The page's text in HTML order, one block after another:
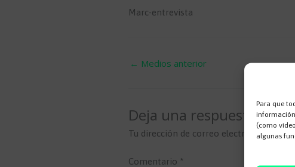
Para que
(como
algunas
Marc-entrevista
← Medios anterior
Deja una respuesta
Tu dirección de correo electrónico no
Comentario *